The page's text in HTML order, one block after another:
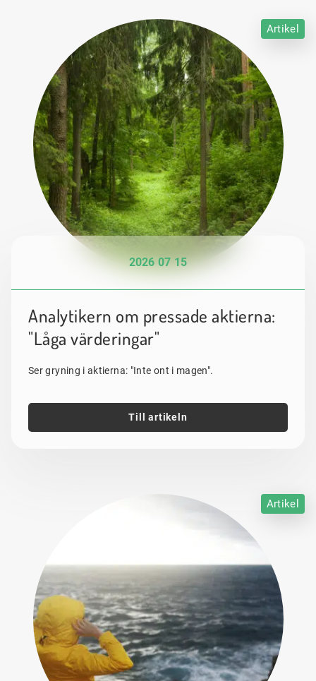
Artikel
2026 07 15
Analytikern om pressade aktierna:
"Låga värderingar"
Ser gryning i aktierna: "Inte ont i magen".
Till artikeln
Artikel